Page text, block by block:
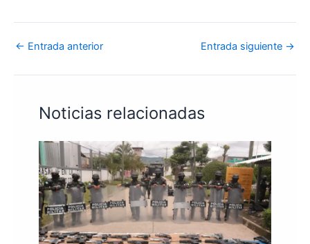
← Entrada anterior Entrada siguiente →
Noticias relacionadas